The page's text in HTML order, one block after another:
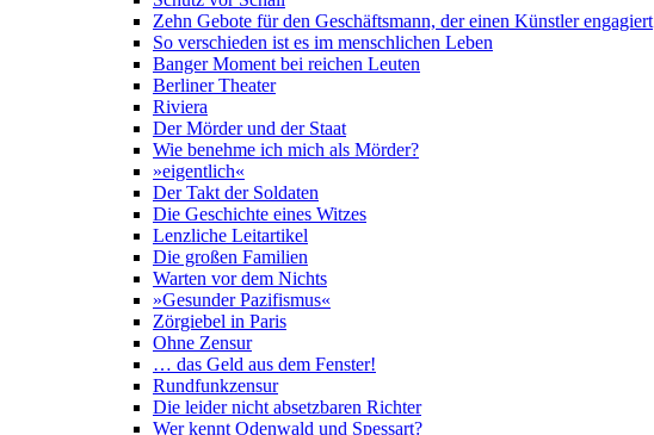
Zehn Gebote für den Geschäftsmann, der einen Künstler engagiert
So verschieden ist es im menschlichen Leben
Banger Moment bei reichen Leuten
Berliner Theater
Riviera
Der Mörder und der Staat
Wie benehme ich mich als Mörder?
»eigentlich«
Der Takt der Soldaten
Die Geschichte eines Witzes
Lenzliche Leitartikel
Die großen Familien
Warten vor dem Nichts
»Gesunder Pazifismus«
Zörgiebel in Paris
Ohne Zensur
… das Geld aus dem Fenster!
Rundfunkzensur
Die leider nicht absetzbaren Richter
Wer kennt Odenwald und Spessart?